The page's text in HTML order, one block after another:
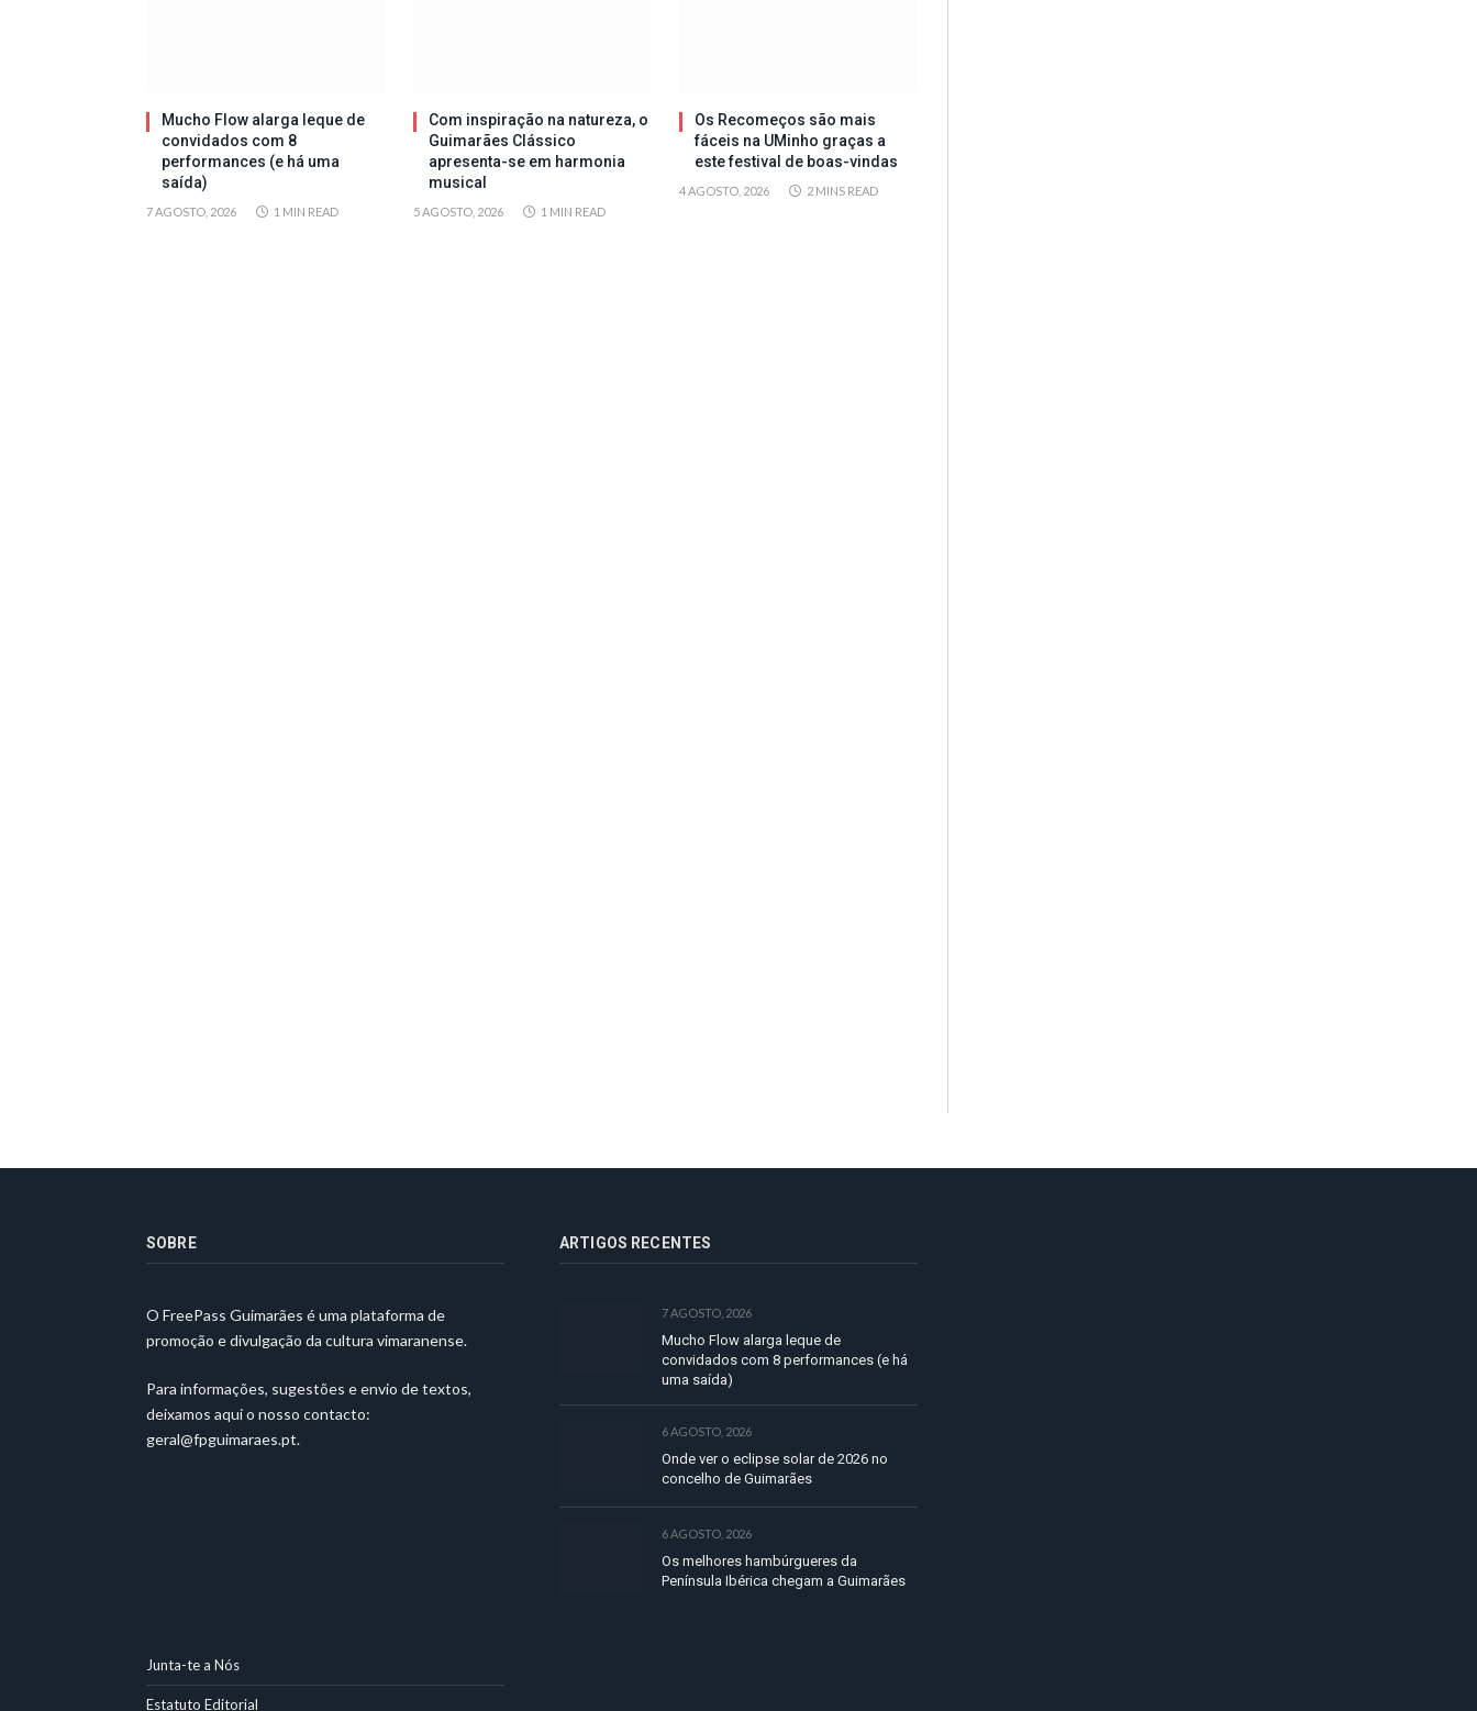
Mucho Flow alarga leque de
convidados com 8
performances (e há uma
saída)
7 AGOSTO, 2026 1 MIN READ
Com inspiração na natureza, o
Guimarães Clássico
apresenta-se em harmonia
musical
5 AGOSTO, 2026 1 MIN READ
Os Recomeços são mais
fáceis na UMinho graças a
este festival de boas-vindas
4 AGOSTO, 2026 2 MINS READ
SOBRE
O FreePass Guimarães é uma plataforma de
promoção e divulgação da cultura vimaranense.
Para informações, sugestões e envio de textos,
deixamos aqui o nosso contacto:
geral@fpguimaraes.pt.
ARTIGOS RECENTES
7 AGOSTO, 2026
Mucho Flow alarga leque de
convidados com 8 performances (e há
uma saída)
6 AGOSTO, 2026
Onde ver o eclipse solar de 2026 no
concelho de Guimarães
6 AGOSTO, 2026
Os melhores hambúrgueres da
Península Ibérica chegam a Guimarães
Junta-te a Nós
Estatuto Editorial